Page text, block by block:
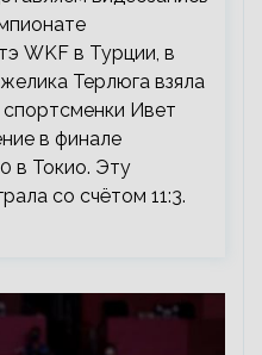
WKF в Турции, в
Терлюга взяла
Ивет
в финале
в Токио. Эту
со счётом 11:3.